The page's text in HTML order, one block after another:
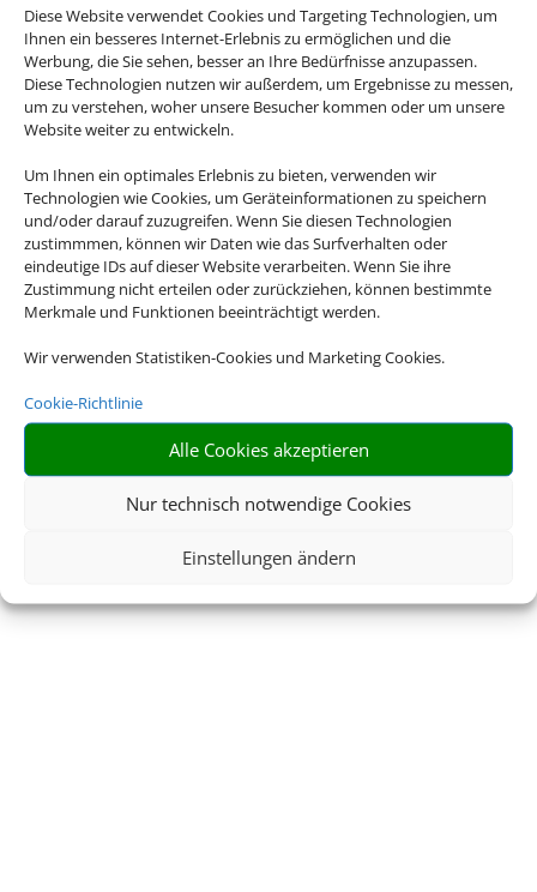
Diese Website verwendet Cookies und Targeting Technologien, um
Ihnen ein besseres Internet-Erlebnis zu ermöglichen und die
Werbung, die Sie sehen, besser an Ihre Bedürfnisse anzupassen.
Diese Technologien nutzen wir außerdem, um Ergebnisse zu messen,
um zu verstehen, woher unsere Besucher kommen oder um unsere
Website weiter zu entwickeln.
Um Ihnen ein optimales Erlebnis zu bieten, verwenden wir
Technologien wie Cookies, um Geräteinformationen zu speichern
und/oder darauf zuzugreifen. Wenn Sie diesen Technologien
zustimmmen, können wir Daten wie das Surfverhalten oder
eindeutige IDs auf dieser Website verarbeiten. Wenn Sie ihre
Zustimmung nicht erteilen oder zurückziehen, können bestimmte
Merkmale und Funktionen beeinträchtigt werden.
Wir verwenden Statistiken-Cookies und Marketing Cookies.
Cookie-Richtlinie
Alle Cookies akzeptieren
Nur technisch notwendige Cookies
Einstellungen ändern